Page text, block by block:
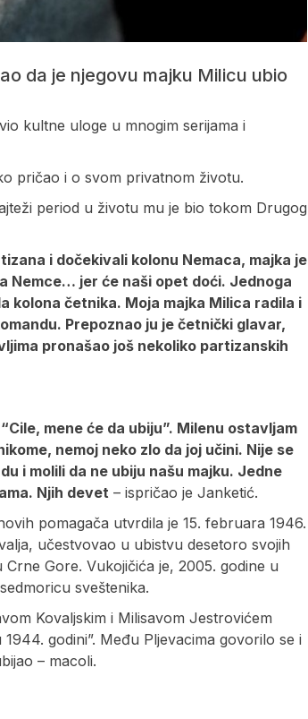
da je njegovu majku Milicu ubio
kultne uloge u mnogim serijama i
pričao i o svom privatnom životu.
period u životu mu je bio tokom Drugog
i dočekivali kolonu Nemaca, majka je
Nemce… jer će naši opet doći. Jednoga
kolona četnika. Moja majka Milica radila i
Prepoznao ju je četnički glavar,
pronašao još nekoliko partizanskih
mene će da ubiju”. Milenu ostavljam
nemoj neko zlo da joj učini. Nije se
i molili da ne ubiju našu majku. Jedne
Njih devet – ispričao je Janketić.
pomagača utvrdila je 15. februara 1946.
učestvovao u ubistvu desetoro svojih
Gore. Vukojičića je, 2005. godine u
sveštenika.
Kovaljskim i Milisavom Jestrovićem
godini”. Među Pljevacima govorilo se i
– macoli.